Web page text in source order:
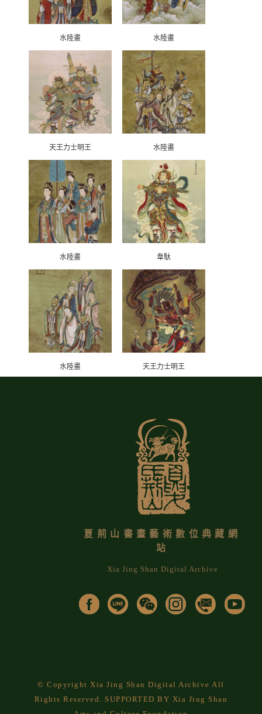
水陸畫 水陸畫
天王力士明王 水陸畫
水陸畫 韋馱
水陸畫 天王力士明王
夏荊山書畫藝術數位典藏網
站
Xia Jing Shan Digital Archive
© Copyright Xia Jing Shan Digital Archive All
Rights Reserved. SUPPORTED BY Xia Jing Shan